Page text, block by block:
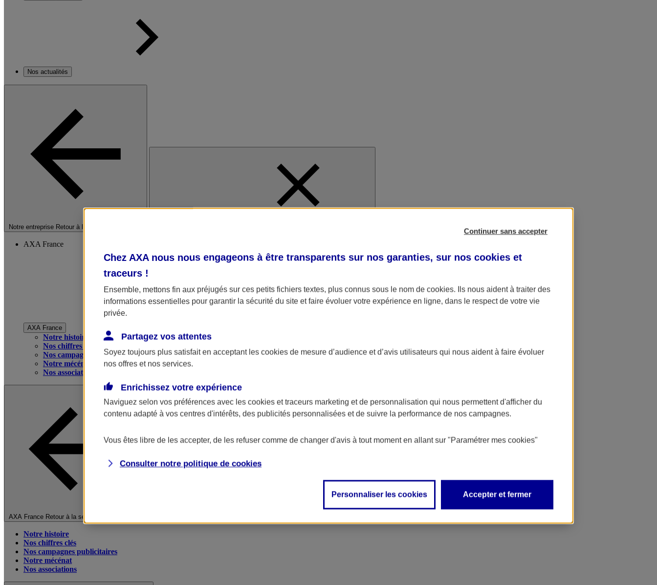
Nos actualités
Notre entreprise Retour à la section précédente
AXA France
AXA France
Notre histoire
Nos chiffres clés
Nos campagnes publicitaires
Notre mécénat
Nos associations
AXA France Retour à la section précédente
Notre histoire
Nos chiffres clés
Nos campagnes publicitaires
Notre mécénat
Nos associations
Continuer sans accepter
Chez AXA nous nous engageons à être transparents sur nos garanties, sur nos cookies et
traceurs !
Ensemble, mettons fin aux préjugés sur ces petits fichiers textes, plus connus sous le nom de cookies. Ils nous aident à traiter des
informations essentielles pour garantir la sécurité du site et faire évoluer votre expérience en ligne, dans le respect de votre vie
privée.
Partagez vos attentes
Soyez toujours plus satisfait en acceptant les cookies de mesure d’audience et d’avis utilisateurs qui nous aident à faire évoluer
nos offres et nos services.
Enrichissez votre expérience
Naviguez selon vos préférences avec les cookies et traceurs marketing et de personnalisation qui nous permettent d'afficher du
contenu adapté à vos centres d'intérêts, des publicités personnalisées et de suivre la performance de nos campagnes.
Vous êtes libre de les accepter, de les refuser comme de changer d'avis à tout moment en allant sur "Paramétrer mes cookies"
Consulter notre politique de cookies
Personnaliser les cookies Accepter et fermer